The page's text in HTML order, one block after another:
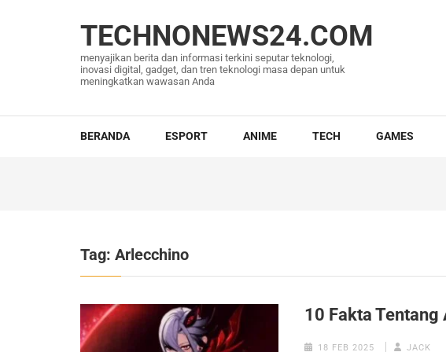
TECHNONEWS24.COM
menyajikan berita dan informasi terkini seputar teknologi,
inovasi digital, gadget, dan tren teknologi masa depan untuk
meningkatkan wawasan Anda
BERANDA ESPORT ANIME TECH GAMES
Tag: Arlecchino
10 Fakta Tentang
18 FEB 2025 JACK